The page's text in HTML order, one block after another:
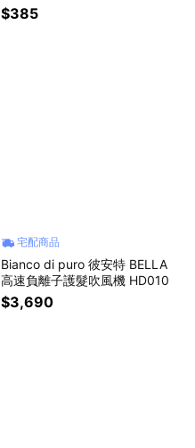
$385
宅配商品
Bianco di puro 彼安特 BELLA
高速負離子護髮吹風機 HD010
$3,690